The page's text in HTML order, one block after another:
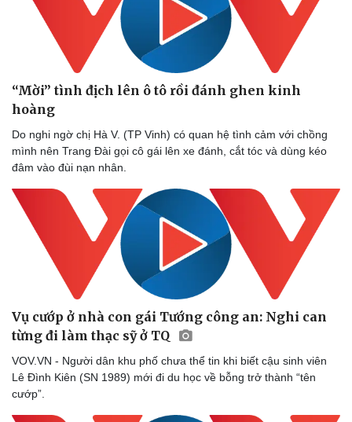
Sức khỏe
Dinh dưỡng - món ngon
Cây thuốc
Sản phụ khoa
Nhi khoa
Nam khoa
Làm đẹp - giảm cân
Phòng mạch online
Ăn sạch sống khỏe
Đời sống
Nhà đẹp
Tình yêu - Gia đình
“Mời” tình địch lên ô tô rồi đánh ghen kinh
hoàng
Do nghi ngờ chị Hà V. (TP Vinh) có quan hệ tình cảm với chồng
mình nên Trang Đài gọi cô gái lên xe đánh, cắt tóc và dùng kéo
đâm vào đùi nạn nhân.
Vụ cướp ở nhà con gái Tướng công an: Nghi can
từng đi làm thạc sỹ ở TQ
VOV.VN - Người dân khu phố chưa thể tin khi biết cậu sinh viên
Lê Đình Kiên (SN 1989) mới đi du học về bỗng trở thành “tên
cướp”.